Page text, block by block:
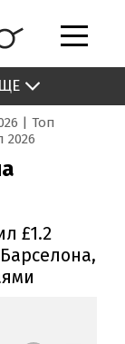
Топ
£1.2